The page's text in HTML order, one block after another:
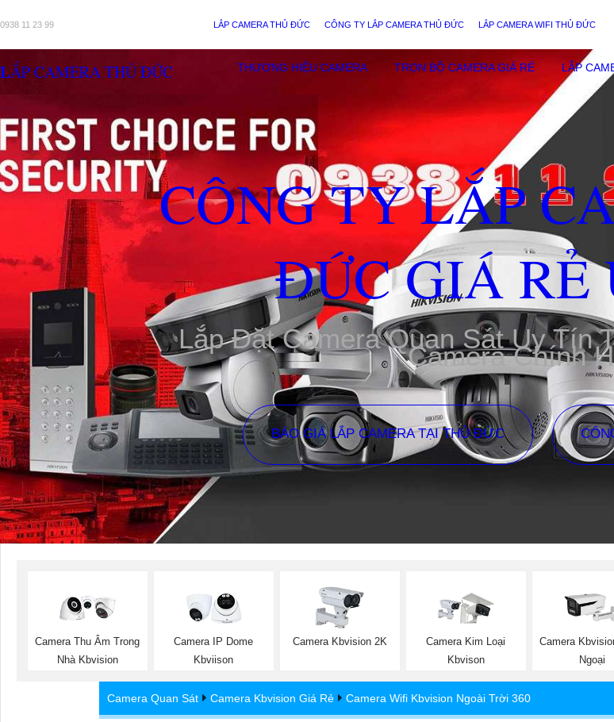
0938 11 23 99 LẮP CAMERA THỦ ĐỨC CÔNG TY LẮP CAMERA THỦ ĐỨC LẮP CAMERA WIFI THỦ ĐỨC
LẮP CAMERA THỦ ĐỨC THƯƠNG HIỆU CAMERA TRỌN BỘ CAMERA GIÁ RẺ LẮP
CÔNG TY LẮP
ĐỨC GIÁ RẺ
Lắp Đặt Camera Quan Sát Uy Tín
Camera Chính
BÁO GIÁ LẮP CAMERA TẠI THỦ ĐỨC
Camera Thu Âm Trong
Nhà Kbvision
Camera IP Dome
Kbviison
Camera Kbvision 2K
Camera Kim Loại
Kbvison
Camera
Ngoại
Camera Quan Sát Camera Kbvision Giá Rẻ Camera Wifi Kbvision Ngoài Trời 360